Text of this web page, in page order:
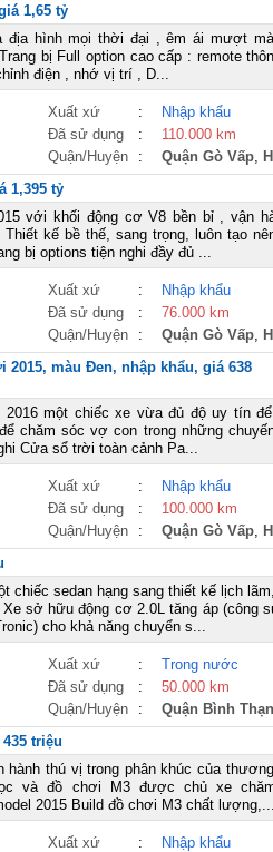
1,65 tỷ
địa hình mọi thời đại , êm ái mượt
bị Full option cao cấp : remote
điện , nhớ vị trí , D...
Xuất xứ :
Nhập khẩu
Đã sử dụng :
110.000 km
Quận/Huyện : Quận Gò Vấp,
1,395 tỷ
với khối động cơ V8 bền bỉ , vận
kế bề thế, sang trọng, luôn tạo
bị options tiện nghi đầy đủ ...
Xuất xứ :
Nhập khẩu
Đã sử dụng :
76.000 km
Quận/Huyện : Quận Gò Vấp,
2015, màu Đen, nhập khẩu, giá 638
2016 một chiếc xe vừa đủ độ uy tín
chăm sóc vợ con trong những
Cửa sổ trời toàn cảnh Pa...
Xuất xứ :
Nhập khẩu
Đã sử dụng :
100.000 km
Quận/Huyện : Quận Gò Vấp,
chiếc sedan hạng sang thiết kế lịch
sở hữu động cơ 2.0L tăng áp (công
cho khả năng chuyển s...
Xuất xứ :
Trong nước
Đã sử dụng :
50.000 km
Quận/Huyện : Quận Bình
triệu
hành thú vị trong phân khúc của
và đồ chơi M3 được chủ xe
2015 Build đồ chơi M3 chất lượng,...
Xuất xứ :
Nhập khẩu